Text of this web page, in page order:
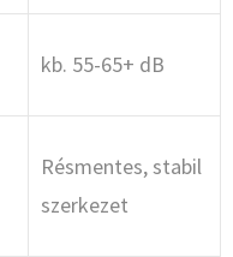
kb. 55-65+ dB
Résmentes, stabil
szerkezet